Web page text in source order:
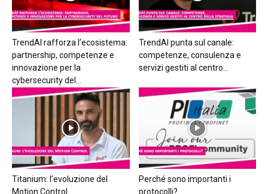
TrendAI rafforza l’ecosistema:
partnership, competenze e
innovazione per la
cybersecurity del...
TrendAI punta sul canale:
competenze, consulenza e
servizi gestiti al centro...
Titanium: l’evoluzione del
Motion Control
Perché sono importanti i
protocolli?